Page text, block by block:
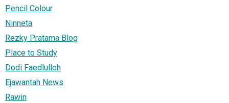
Pencil Colour
Ninneta
Rezky Pratama Blog
Place to Study
Dodi Faedlulloh
Ejawantah News
Rawin